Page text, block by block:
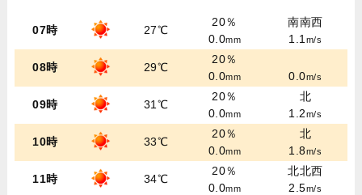
07時 27℃
20％
0.0mm
南南西
1.1m/s
08時 29℃
20％
0.0mm 0.0m/s
09時 31℃
20％
0.0mm
北
1.2m/s
10時 33℃
20％
0.0mm
北
1.8m/s
11時 34℃
20％
0.0mm
北北西
2.5m/s